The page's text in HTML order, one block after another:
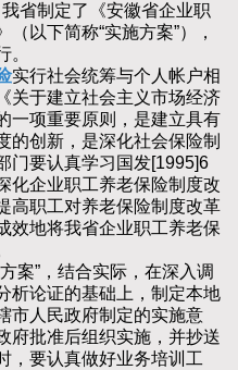
省制定了《安徽省企业职
以下简称“实施方案”），
。
实行社会统筹与个人帐户相
关于建立社会主义市场经济
一项重要原则，是建立具有
的创新，是深化社会保险制
门要认真学习国发[1995]6
化企业职工养老保险制度改
高职工对养老保险制度改革
效地将我省企业职工养老保
”，结合实际，在深入调
析论证的基础上，制定本地
市人民政府制定的实施意
府批准后组织实施，并抄送
，要认真做好业务培训工